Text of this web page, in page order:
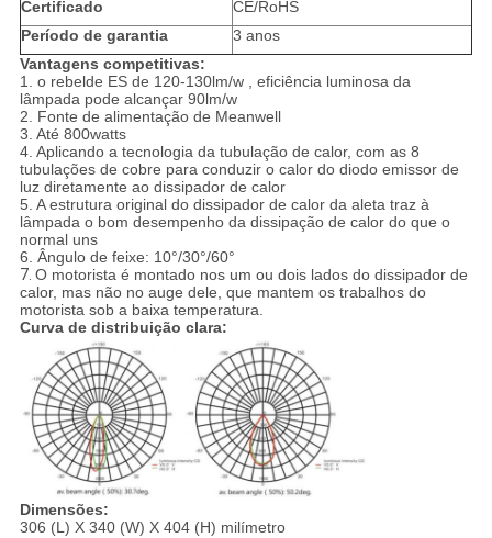
Certificado
CE/RoHS
Período de garantia
3 anos
Vantagens competitivas:
1. o rebelde ES de 120-130lm/w , eficiência luminosa da
lâmpada pode alcançar 90lm/w
2. Fonte de alimentação de Meanwell
3. Até 800watts
4. Aplicando a tecnologia da tubulação de calor, com as 8
tubulações de cobre para conduzir o calor do diodo emissor de
luz diretamente ao dissipador de calor
5. A estrutura original do dissipador de calor da aleta traz à
lâmpada o bom desempenho da dissipação de calor do que o
normal uns
6. Ângulo de feixe: 10°/30°/60°
7. O motorista é montado nos um ou dois lados do dissipador de
calor, mas não no auge dele, que mantem os trabalhos do
motorista sob a baixa temperatura.
Curva de distribuição clara:
Dimensões:
306 (L) X 340 (W) X 404 (H) milímetro